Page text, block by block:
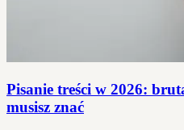
Pisanie treści w 2026:
musisz znać